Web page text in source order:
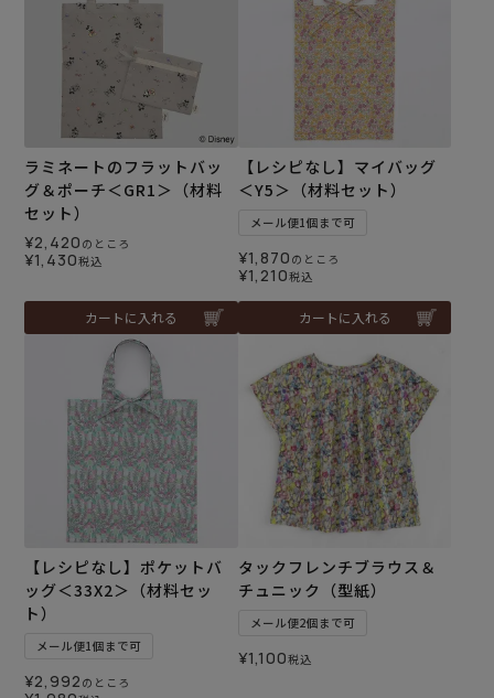
ラミネートのフラットバッ
グ＆ポーチ＜GR1＞（材料
セット）
¥2,420 のところ
¥1,430税込
カートに入れる
【レシピなし】マイバッグ
＜Y5＞（材料セット）
メール便1個まで可
¥1,870 のところ
¥1,210税込
カートに入れる
【レシピなし】ポケットバ
ッグ＜33X2＞（材料セッ
ト）
メール便1個まで可
¥2,992 のところ
タックフレンチブラウス＆
チュニック（型紙）
メール便2個まで可
¥1,100税込